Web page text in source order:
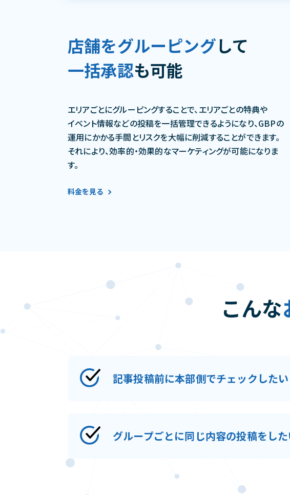
店舗をグルーピングして
一括承認も可能
エリアごとにグルーピングすることで、エリアごとの特典や
イベント情報などの投稿を一括管理できるようになり、GBPの
運用にかかる手間とリスクを大幅に削減することができます。
それにより、効率的・効果的なマーケティングが可能になりま
す。
料金を見る
こんな
記事投稿前に本部側でチェックしたい
グループごとに同じ内容の投稿をし